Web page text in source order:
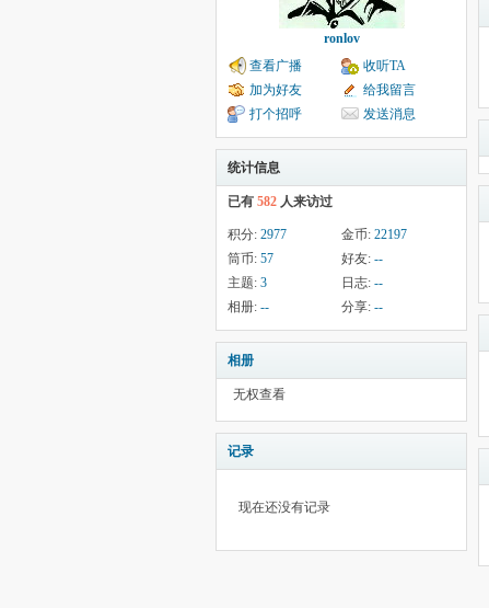
ronlov
查看广播
收听TA
加为好友
给我留言
打个招呼
发送消息
统计信息
已有 582 人来访过
积分: 2977 金币: 22197
筒币: 57 好友: --
主题: 3 日志: --
相册: -- 分享: --
相册
无权查看
记录
现在还没有记录